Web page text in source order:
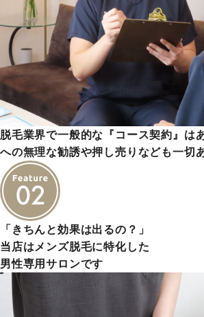
脱毛業界で一般的な『コース契約』は
への無理な勧誘や押し売りなども一切
「きちんと効果は出るの？」
当店はメンズ脱毛に特化した
男性専用サロンです